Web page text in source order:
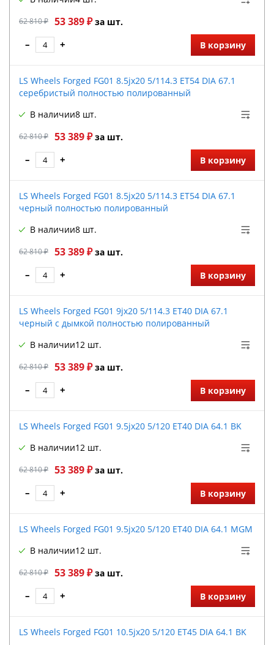
62 810 ₽ 53 389 ₽за шт.
– + В корзину
LS Wheels Forged FG01 8.5jx20 5/114.3 ET54 DIA 67.1
серебристый полностью полированный
62 810 ₽ 53 389 ₽за шт.
В наличии8 шт.
– + В корзину
LS Wheels Forged FG01 8.5jx20 5/114.3 ET54 DIA 67.1
черный полностью полированный
62 810 ₽ 53 389 ₽за шт.
В наличии8 шт.
– + В корзину
LS Wheels Forged FG01 9jx20 5/114.3 ET40 DIA 67.1
черный с дымкой полностью полированный
62 810 ₽ 53 389 ₽за шт.
В наличии12 шт.
– + В корзину
LS Wheels Forged FG01 9.5jx20 5/120 ET40 DIA 64.1 BK
62 810 ₽ 53 389 ₽за шт.
В наличии12 шт.
– + В корзину
LS Wheels Forged FG01 9.5jx20 5/120 ET40 DIA 64.1 MGM
62 810 ₽ 53 389 ₽за шт.
В наличии12 шт.
– + В корзину
LS Wheels Forged FG01 10.5jx20 5/120 ET45 DIA 64.1 BK